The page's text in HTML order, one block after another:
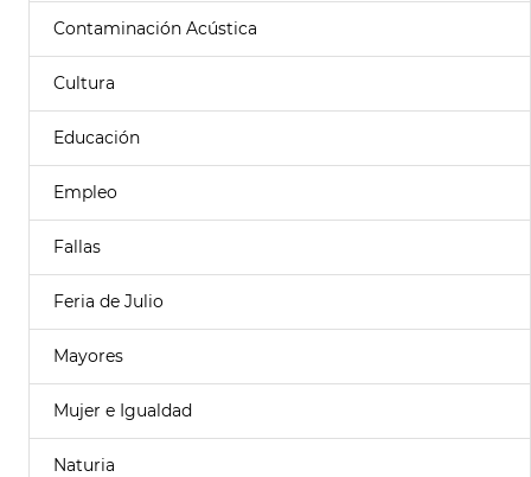
Contaminación Acústica
Cultura
Educación
Empleo
Fallas
Feria de Julio
Mayores
Mujer e Igualdad
Naturia